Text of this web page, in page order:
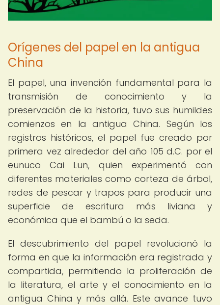
Orígenes del papel en la antigua
China
El papel, una invención fundamental para la
transmisión de conocimiento y la
preservación de la historia, tuvo sus humildes
comienzos en la antigua China. Según los
registros históricos, el papel fue creado por
primera vez alrededor del año 105 d.C. por el
eunuco Cai Lun, quien experimentó con
diferentes materiales como corteza de árbol,
redes de pescar y trapos para producir una
superficie de escritura más liviana y
económica que el bambú o la seda.
El descubrimiento del papel revolucionó la
forma en que la información era registrada y
compartida, permitiendo la proliferación de
la literatura, el arte y el conocimiento en la
antigua China y más allá. Este avance tuvo